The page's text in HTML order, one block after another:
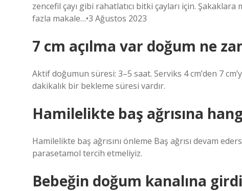
zencefil çayı gibi rahatlatıcı bitki çayları için.
fazla makale…•3 Ağustos 2023
7 cm açılma var doğum ne
Aktif doğumun süresi: 3–5 saat. Serviks 4 cm’den 7
dakikalık bir bekleme süresi vardır.
Hamilelikte baş ağrısına
Hamilelikte baş ağrısını önleme Baş ağrısı devam
parasetamol tercih etmeliyiz.
Bebeğin doğum kanalına